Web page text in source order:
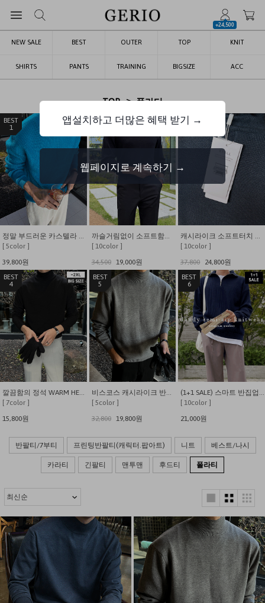
+24,500
NEW SALE BEST OUTER TOP KNIT
SHIRTS PANTS TRAINING BIGSIZE ACC
TOP > 폴라티
1
정말 부드러운 카스텔라 하찌 반폴라 울 니트
[ 5color ]
39,800원
2
까슬거림없이 소프트함에 놀라는 반폴라 니트
[ 10color ]
34,500 19,000원
3
캐시라이크 소프트터치 반폴라 니트
[ 10color ]
37,800
24,800원
4
깔끔함의 정석 WARM HEAT 프리미엄 반폴라 니트
[ 7color ]
15,800원
5
비스코스 캐시라이크 반폴라 니트
[ 5color ]
32,800 19,800원
6
(1+1 SALE) 스마트 반집업 니트지 긴팔 티셔츠
[ 10color ]
21,000원
반팔티/7부티 프린팅반팔티(캐릭터.팝아트) 니트 베스트/나시
카라티 긴팔티 맨투맨 후드티 폴라티
앱설치하고 더많은 혜택 받기 →
웹페이지로 계속하기 →